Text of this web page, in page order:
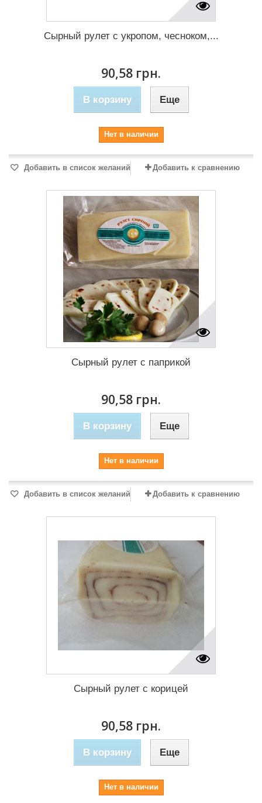
Сырный рулет с укропом, чесноком,...
90,58 грн.
В корзину Еще
Нет в наличии
Добавить в список желаний Добавить к сравнению
Сырный рулет с паприкой
90,58 грн.
В корзину Еще
Нет в наличии
Добавить в список желаний Добавить к сравнению
Сырный рулет с корицей
90,58 грн.
В корзину Еще
Нет в наличии